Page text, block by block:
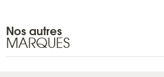
Nos autres
MARQUES